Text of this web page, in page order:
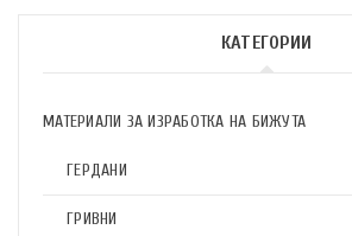
КАТЕГОРИИ
МАТЕРИАЛИ ЗА ИЗРАБОТКА НА БИЖУТА
ГЕРДАНИ
ГРИВНИ